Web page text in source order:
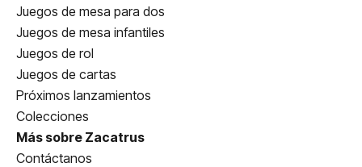
Juegos de mesa para dos
Juegos de mesa infantiles
Juegos de rol
Juegos de cartas
Próximos lanzamientos
Colecciones
Más sobre Zacatrus
Contáctanos